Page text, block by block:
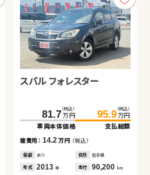
スバル フォレスター
81.7 （税込）
万円
車両本体価格
95.9 （税込）
万円
支払総額
諸費用： 14.2 万円 （税込）
保証 あり 住所 岩手県
年式 2013年 走行 90,200 km
トヨタ ヴェルファイア
129.8 （税込）
万円
車両本体価格
146.4 （税込）
万円
支払総額
諸費用： 16.6 万円 （税込）
保証 あり 住所 静岡県
年式 2014年 走行 64,500 km
トヨタ アルファード
449.7 （税込）
万円
車両本体価格
463.3 （税込）
万円
支払総額
諸費用： 13.6 万円 （税込）
保証 なし 住所 岡山県
年式 2019年 走行 30,500 km